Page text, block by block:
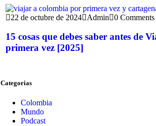
22 de octubre de 2024 Admin 0 Comments
15 cosas que debes saber antes de
primera vez [2025]
Categorias
Colombia
Mundo
Podcast